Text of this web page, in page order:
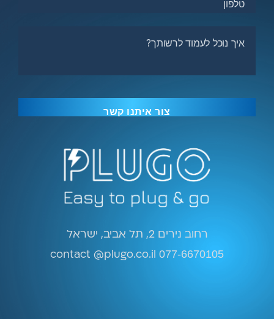
רחוב נירים 2, תל אביב, ישראל
contact @plugo.co.il 077-6670105